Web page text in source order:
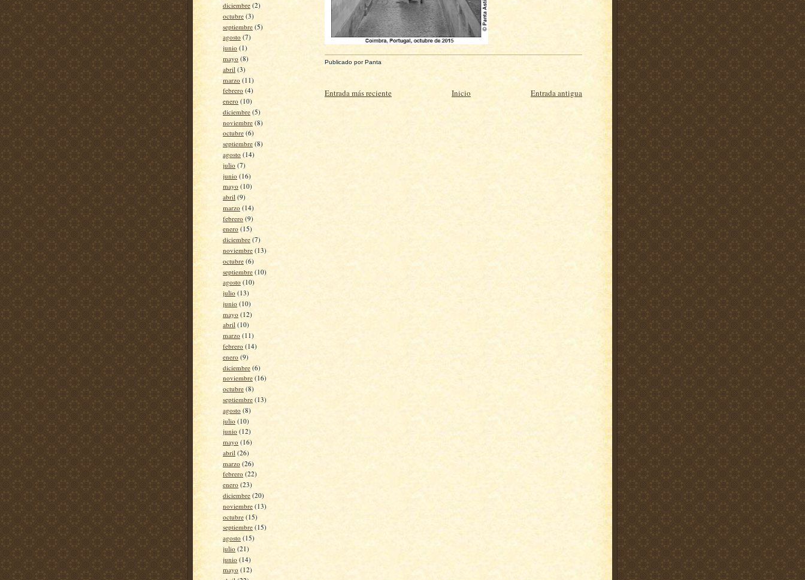
diciembre (2)
octubre (3)
septiembre (5)
agosto (7)
junio (1)
mayo (8)
abril (3)
marzo (11)
febrero (4)
enero (10)
diciembre (5)
noviembre (8)
octubre (6)
septiembre (8)
agosto (14)
julio (7)
junio (16)
mayo (10)
abril (9)
marzo (14)
febrero (9)
enero (15)
diciembre (7)
noviembre (13)
octubre (6)
septiembre (10)
agosto (10)
julio (13)
junio (10)
mayo (12)
abril (10)
marzo (11)
febrero (14)
enero (9)
diciembre (6)
noviembre (16)
octubre (8)
septiembre (13)
agosto (8)
julio (10)
junio (12)
mayo (16)
abril (26)
marzo (26)
febrero (22)
enero (23)
diciembre (20)
noviembre (13)
octubre (15)
septiembre (15)
agosto (15)
julio (21)
junio (14)
mayo (12)
Publicado porPanta
Entrada más reciente Entrada antigua
Inicio